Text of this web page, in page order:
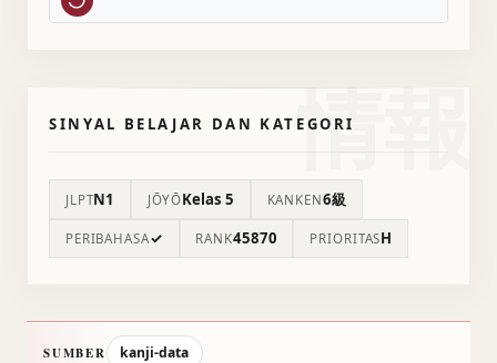
情報
SINYAL BELAJAR DAN KATEGORI
JLPTN1 JŌYŌKelas 5 KANKEN6級
PERIBAHASA✓ RANK45870 PRIORITASH
SUMBER kanji-data